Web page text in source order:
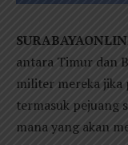
antara Timur dan
militer mereka jika
termasuk pejuang
mana yang akan